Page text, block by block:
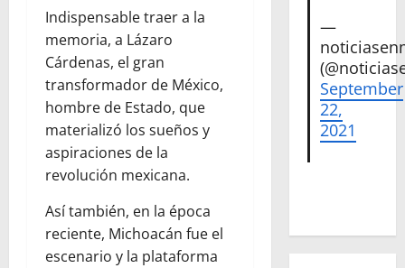
Indispensable traer a la
memoria, a Lázaro
Cárdenas, el gran
transformador de México,
hombre de Estado, que
materializó los sueños y
aspiraciones de la
revolución mexicana.
Así también, en la época
reciente, Michoacán fue el
escenario y la plataforma
—
September
22,
2021